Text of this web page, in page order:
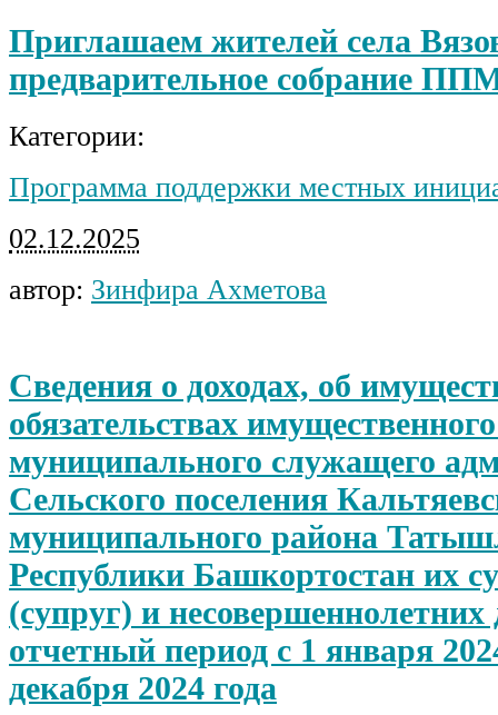
Приглашаем жителей села
предварительное собрание
Категории:
Программа поддержки местных
02.12.2025
автор: Зинфира Ахметова
Сведения о доходах, об
обязательствах
муниципального служащего
Сельского поселения
муниципального района
Республики Башкортостан их
(супруг) и несовершеннолетних
отчетный период с 1 января
декабря 2024 года